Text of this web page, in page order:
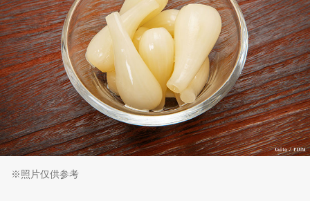
※照片仅供参考